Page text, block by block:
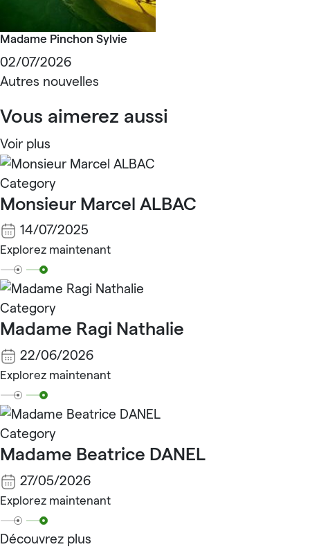
Madame Pinchon Sylvie
02/07/2026
Autres nouvelles
Vous aimerez aussi
Voir plus
Category
Monsieur Marcel ALBAC
14/07/2025
Explorez maintenant
Category
Madame Ragi Nathalie
22/06/2026
Explorez maintenant
Category
Madame Beatrice DANEL
27/05/2026
Explorez maintenant
Découvrez plus